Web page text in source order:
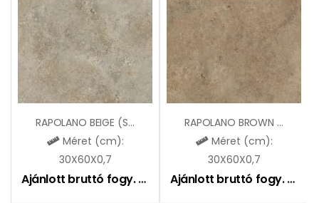
RAPOLANO BEIGE (SGR374)
Méret (cm):
30X60X0,7
Ajánlott bruttó fogy. ár: 7090Ft
RAPOLANO BROWN (SGR375)
Méret (cm):
30X60X0,7
Ajánlott bruttó fogy. ár: